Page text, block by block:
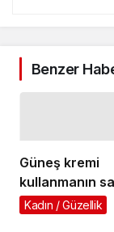
Benzer
Güneş kremi
kullanmanın
açısından
Kadın / Güzellik